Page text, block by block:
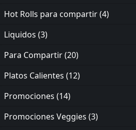
Hot Rolls para compartir(4)
Liquidos (3)
Para Compartir(20)
Platos Calientes (12)
Promociones (14)
Promociones Veggies (3)